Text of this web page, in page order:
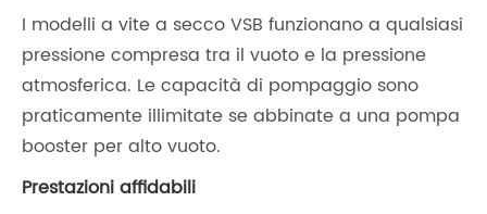
I modelli a vite a secco VSB funzionano a qualsiasi
pressione compresa tra il vuoto e la pressione
atmosferica. Le capacità di pompaggio sono
praticamente illimitate se abbinate a una pompa
booster per alto vuoto.
Prestazioni affidabili